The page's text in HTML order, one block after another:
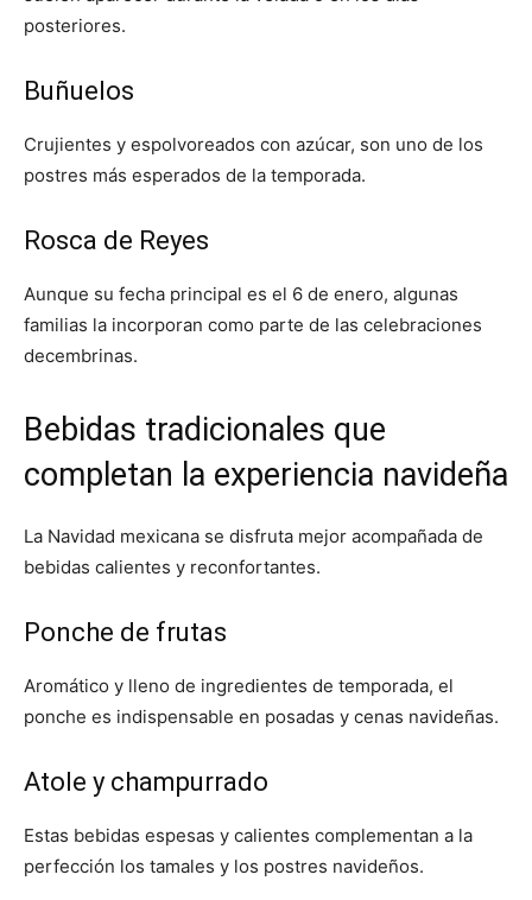
posteriores.
Buñuelos
Crujientes y espolvoreados con azúcar, son uno de los
postres más esperados de la temporada.
Rosca de Reyes
Aunque su fecha principal es el 6 de enero, algunas
familias la incorporan como parte de las celebraciones
decembrinas.
Bebidas tradicionales que
completan la experiencia navideña
La Navidad mexicana se disfruta mejor acompañada de
bebidas calientes y reconfortantes.
Ponche de frutas
Aromático y lleno de ingredientes de temporada, el
ponche es indispensable en posadas y cenas navideñas.
Atole y champurrado
Estas bebidas espesas y calientes complementan a la
perfección los tamales y los postres navideños.